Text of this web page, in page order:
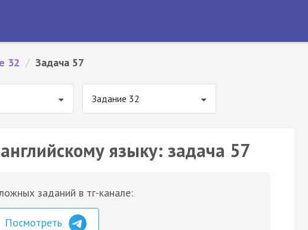
32 / Задача 57
Задание 32
языку: задача 57
заданий в тг-канале:
Посмотреть